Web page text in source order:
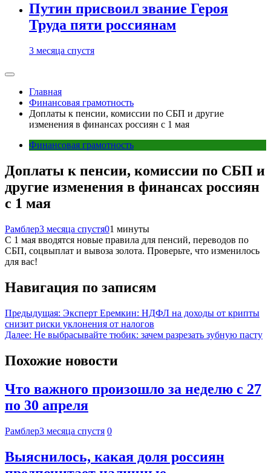
Путин присвоил звание Героя
Труда пяти россиянам
3 месяца спустя
Главная
Финансовая грамотность
Доплаты к пенсии, комиссии по СБП и другие
изменения в финансах россиян с 1 мая
Финансовая грамотность
Доплаты к пенсии, комиссии по СБП и
другие изменения в финансах россиян
с 1 мая
Рамблер3 месяца спустя01 минуты
С 1 мая вводятся новые правила для пенсий, переводов по
СБП, соцвыплат и вывоза золота. Проверьте, что изменилось
для вас!
Навигация по записям
Предыдущая: Эксперт Еремкин: НДФЛ на доходы от крипты
снизит риски уклонения от налогов
Далее: Не выбрасывайте тюбик: зачем разрезать зубную пасту
Похожие новости
Что важного произошло за неделю с 27
по 30 апреля
Рамблер3 месяца спустя 0
Выяснилось, какая доля россиян